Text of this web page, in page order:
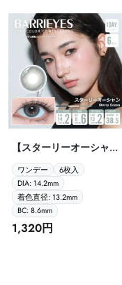
【スターリーオーシャン
Starry Ocean Barrieyes
1dayバーリーアイズ ク
ラシックシリーズ 6枚
入】
ワンデー
6枚入
DIA: 14.2mm
着色直径: 13.2mm
BC: 8.6mm
1,320円